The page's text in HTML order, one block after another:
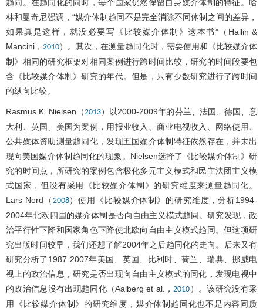
趋同。在趋同化的同时，每个国家仍然保留自身媒介体制的特征。哈
林和曼奇尼强调，“媒介体制趋同不是完全消除不同体制之间的差异，
如果真是这样，就没必要写《比较媒介体制》这本书”（Hallin &
Mancini， 2010）。其次，在测量趋同化时，需要使用和《比较媒介体
制》相同的研究框架对相同案例进行跨时间比较，研究的时间段要包
含《比较媒介体制》研究的年代。但是，只有少数研究进行了跨时间
的纵向比较。
Rasmus K. Nielsen（2013）以2000-2009年的芬兰、法国、德国、意
大利、英国、美国为案例，用报业收入、商业电视收入、网络使用、
公共媒体资助测量趋同化，发现五国媒介体制特征依然存在，并未出
现向美国媒介体制趋同化的现象。Nielsen选择了《比较媒介体制》研
究的时间点，所研究的案例包含极化多元主义模式和民主法团主义模
式国家，但没有采用《比较媒介体制》的研究维度来测量趋同化。
Lars Nord（ 2008）使用《比较媒介体制》的研究维度，分析1994-
2004年北欧四国的媒介体制是否向自由主义模式趋同。研究发现，政
治平行性下降和国家角色下降使北欧向自由主义模式趋同。但这项研
究出版时间较早，我们还想了解2004年之后趋同化的走向。后来又有
研究分析了1987-2007年美国、英国、比利时、荷兰、瑞典、挪威电
视上的政治信息，研究是否出现向自由主义模式的同化，发现电视中
的政治信息没有出现趋同化（Aalberg et al.， 2010 ）。该研究没有采
用《比较媒介体制》的研究维度，媒介体制趋同化也不是内容同质